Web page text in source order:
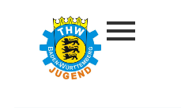
springen